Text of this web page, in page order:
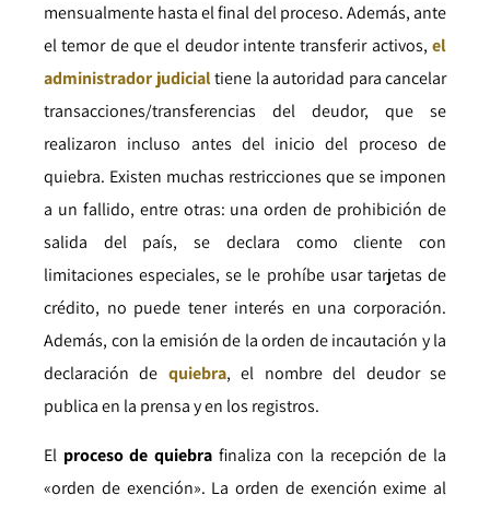
mensualmente hasta el final del proceso. Además, ante
el temor de que el deudor intente transferir activos, el
administrador judicialtiene la autoridad para cancelar
transacciones/transferencias del deudor, que se
realizaron incluso antes del inicio del proceso de
quiebra. Existen muchas restricciones que se imponen
a un fallido, entre otras: una orden de prohibición de
salida del país, se declara como cliente con
limitaciones especiales, se le prohíbe usar tarjetas de
crédito, no puede tener interés en una corporación.
Además, con la emisión de la orden de incautación y la
declaración de quiebra, el nombre del deudor se
publica en la prensa y en los registros.
El proceso de quiebra finaliza con la recepción de la
«orden de exención». La orden de exención exime al